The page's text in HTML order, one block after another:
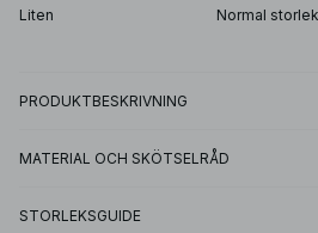
Liten Normal storlek
PRODUKTBESKRIVNING
MATERIAL OCH SKÖTSELRÅD
STORLEKSGUIDE